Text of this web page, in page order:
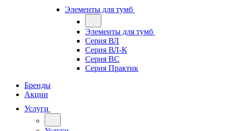
Элементы для тумб
Элементы для тумб
Серия ВЛ
Серия ВЛ-К
Серия ВС
Серия Практик
Бренды
Акции
Услуги